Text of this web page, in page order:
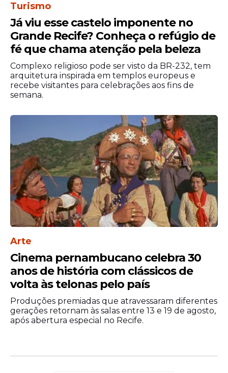
Wesley Safadão
22 de junho (segunda-feira)
Dominguinho (João Gomes, Jota.pê e
Mestrinho)
Iguinho e Lulinha
Léo Foguete
Raynel Guedes
23 de junho (terça-feira)
Calcinha Preta
Mari Fernandez
Gusttavo Lima
Turismo
Já viu esse castelo imponente no
Grande Recife? Conheça o refúgio de
fé que chama atenção pela beleza
Complexo religioso pode ser visto da BR-232, tem
arquitetura inspirada em templos europeus e
recebe visitantes para celebrações aos fins de
semana.
Arte
Cinema pernambucano celebra 30
anos de história com clássicos de
volta às telonas pelo país
Produções premiadas que atravessaram diferentes
gerações retornam às salas entre 13 e 19 de agosto,
após abertura especial no Recife.